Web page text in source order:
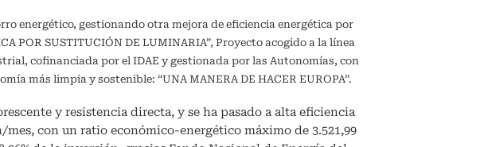
energético, gestionando otra mejora de eficiencia energética por
POR SUSTITUCIÓN DE LUMINARIA”, Proyecto acogido a la línea
cofinanciada por el IDAE y gestionada por las Autonomías, con
más limpia y sostenible: “UNA MANERA DE HACER EUROPA”.
y resistencia directa, y se ha pasado a alta eficiencia
con un ratio económico-energético máximo de 3.521,99